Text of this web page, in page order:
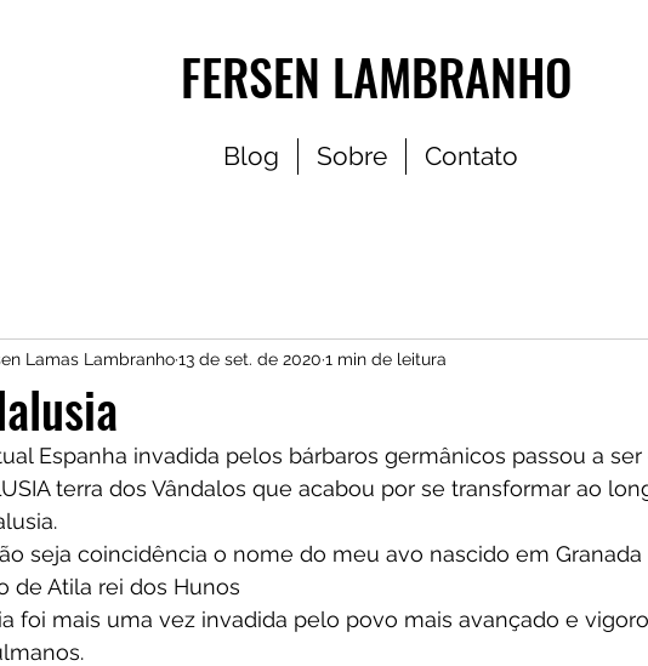
FERSEN LAMBRANHO
Blog Sobre Contato
Lamas Lambranho13 de set. de 2020 1 min de leitura
Espanha invadida pelos bárbaros germânicos passou a
terra dos Vândalos que acabou por se transformar ao
seja coincidência o nome do meu avo nascido em Granada
de Atila rei dos Hunos
foi mais uma vez invadida pelo povo mais avançado e